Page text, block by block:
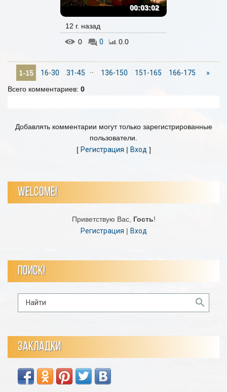
00:03:02
12 г. назад
0
0 0.0
1-15 16-30 31-45 136-150 151-165 166-175 »
Всего комментариев: 0
Добавлять комментарии могут только зарегистрированные
пользователи.
[ Регистрация| Вход ]
WELCOME!
Приветствую Вас, Гость!
Регистрация | Вход
ПОИСК!
ЗАКЛАДКИ